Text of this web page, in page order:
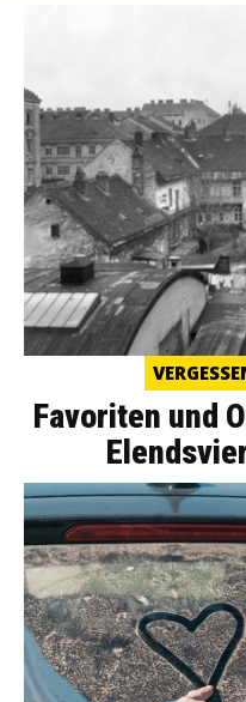
Favoriten und